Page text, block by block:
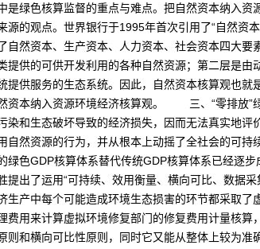
是绿色核算监督的重点与难点。把自然资本纳入
源的观点。世界银行于1995年首次引用了“自然资
自然资本、生产资本、人力资本、社会资本四大
提供的可供开发利用的各种自然资源；第二层是
提供服务的生态系统。因此，自然资本核算观也
然资本纳入资源环境经济核算观。 三、“零排
染和生态破坏导致的经济损失，因而无法真实地
自然资源的行为，并从根本上动摇了全社会的可
绿色GDP核算体系替代传统GDP核算体系已经逐
提出了运用“可持续、效用衡量、横向可比、数据
生产中每个可能造成环境生态损害的环节都采取
费用来计算虚拟环境修复部门的修复费用计量核
则和横向可比性原则，同时它又能从整体上较为